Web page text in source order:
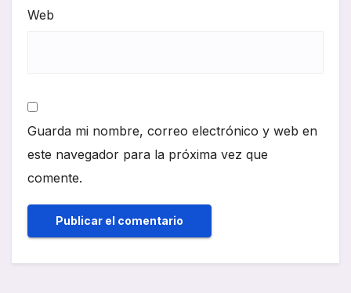
Web
Guarda mi nombre, correo electrónico y web en
este navegador para la próxima vez que
comente.